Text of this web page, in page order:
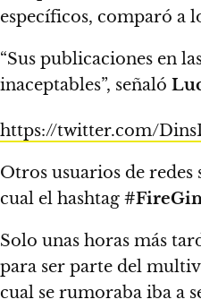
específicos, comparó a
“Sus publicaciones en
inaceptables”, señaló
https://twitter.com/
Otros usuarios de
cual el hashtag
Solo unas horas más
para ser parte del
cual se rumoraba iba a